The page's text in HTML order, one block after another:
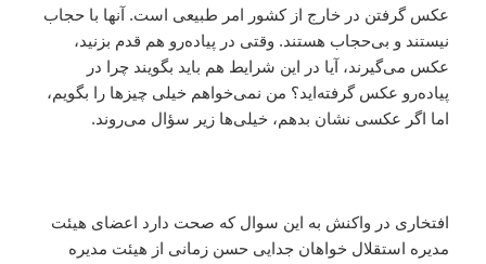
عکس گرفتن در خارج از کشور امر طبیعی است. آنها با حجاب
نیستند و بی‌حجاب هستند. وقتی در پیاده‌رو هم قدم بزنید،
عکس می‌گیرند، آیا در این شرایط هم باید بگویند چرا در
پیاده‌رو عکس گرفته‌اید؟ من نمی‌خواهم خیلی چیزها را بگویم،
اما اگر عکسی نشان بدهم، خیلی‌ها زیر سؤال می‌روند.
افتخاری در واکنش به این سوال که صحت دارد اعضای هیئت
مدیره استقلال خواهان جدایی حسن زمانی از هیئت مدیره